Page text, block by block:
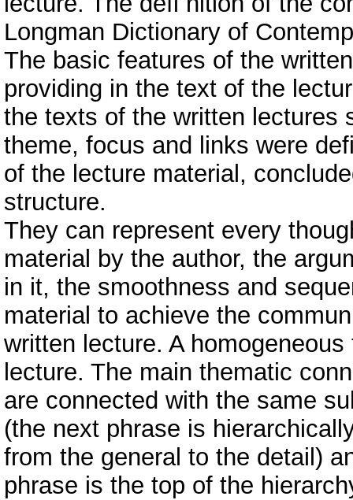
Longman Dictionary of
The basic features of the
providing in the text of the
the texts of the written lectures
theme, focus and links were
of the lecture material,
structure.
They can represent every
material by the author, the
in it, the smoothness and
material to achieve the
written lecture. A
lecture. The main thematic
are connected with the same
(the next phrase is
from the general to the detail)
phrase is the top of the